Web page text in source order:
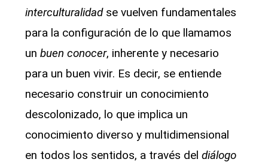
interculturalidadse vuelven fundamentales
para la configuración de lo que llamamos
un buen conocer, inherente y necesario
para un buen vivir. Es decir, se entiende
necesario construir un conocimiento
descolonizado, lo que implica un
conocimiento diverso y multidimensional
en todos los sentidos, a través del diálogo